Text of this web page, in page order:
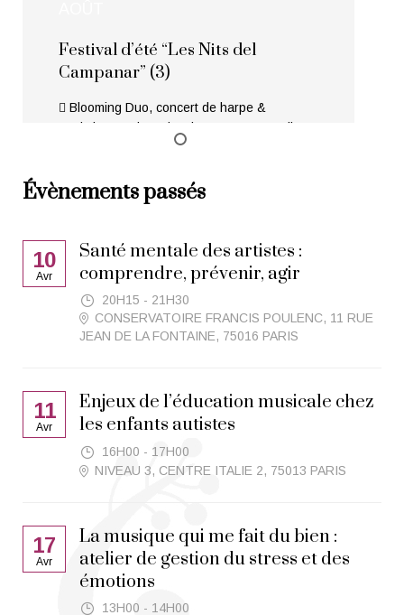
Festival d’été “Les Nits del
Campanar” (3)
🪉 Blooming Duo, concert de harpe &
marimba. Esther Pinyol et Ferran Carceller
READ MORE
Évènements passés
10
Avr
Santé mentale des artistes :
comprendre, prévenir, agir
20H15 - 21H30
CONSERVATOIRE FRANCIS POULENC, 11 RUE
JEAN DE LA FONTAINE, 75016 PARIS
11
Avr
Enjeux de l’éducation musicale chez
les enfants autistes
16H00 - 17H00
NIVEAU 3, CENTRE ITALIE 2, 75013 PARIS
17
Avr
La musique qui me fait du bien :
atelier de gestion du stress et des
émotions
13H00 - 14H00